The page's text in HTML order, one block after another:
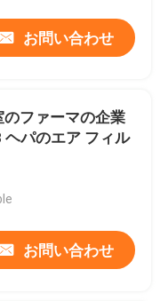
お問い合わせ
ファーマの企業
ヘパのエア フィル
お問い合わせ